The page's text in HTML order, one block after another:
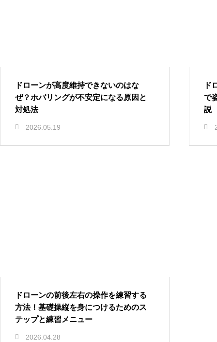
ドローンが高度維持できないのはな
ぜ？ホバリングが不安定になる原因と
対処法
2026.05.19
ド
で
説
ドローンの前後左右の操作を練習する
方法！基礎操縦を身につけるためのス
テップと練習メニュー
2026.04.28